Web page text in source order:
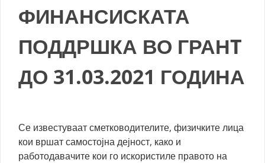
ФИНАНСИСКАТА
ПОДДРШКА ВО ГРАНT
ДО 31.03.2021 ГОДИНА
Се известуваат сметководителите, физичките лица
кои вршат самостојна дејност, како и
работодавачите кои го искористиле правото на